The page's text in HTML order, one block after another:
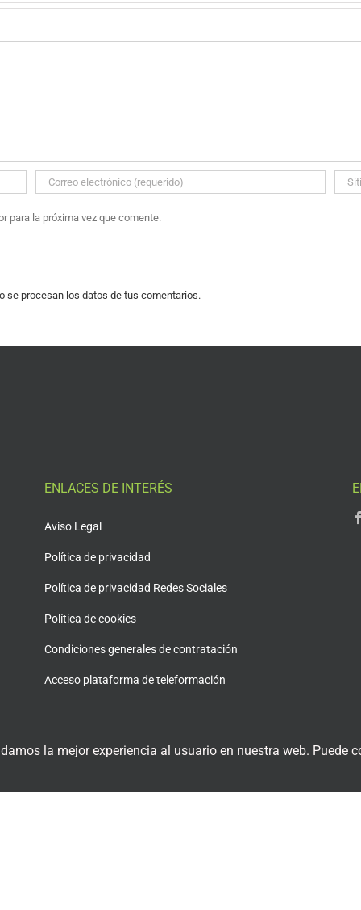
para la próxima vez que comente.
se procesan los datos de tus comentarios.
ENLACES DE INTERÉS
Aviso Legal
Política de privacidad
Política de privacidad Redes Sociales
Política de cookies
Condiciones generales de contratación
Acceso plataforma de teleformación
la mejor experiencia al usuario en nuestra web. Puede